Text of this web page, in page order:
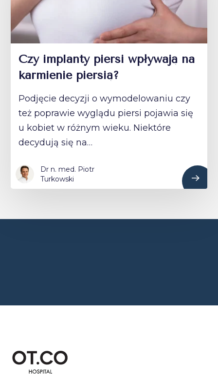
Czy implanty piersi wpływają na
karmienie piersią?
Podjęcie decyzji o wymodelowaniu czy
też poprawie wyglądu piersi pojawia się
u kobiet w różnym wieku. Niektóre
decydują się na…
Dr n. med. Piotr
Turkowski